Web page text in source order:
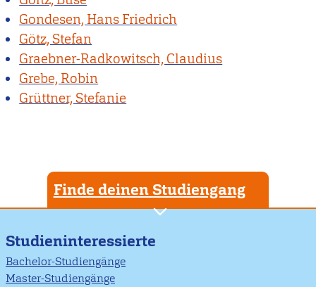
Gondesen, Hans Friedrich
Götz, Stefan
Graebner-Radkowitsch, Claudius
Grebe, Robin
Grüttner, Stefanie
Finde deinen Studiengang
Studieninteressierte
Bachelor-Studiengänge
Master-Studiengänge